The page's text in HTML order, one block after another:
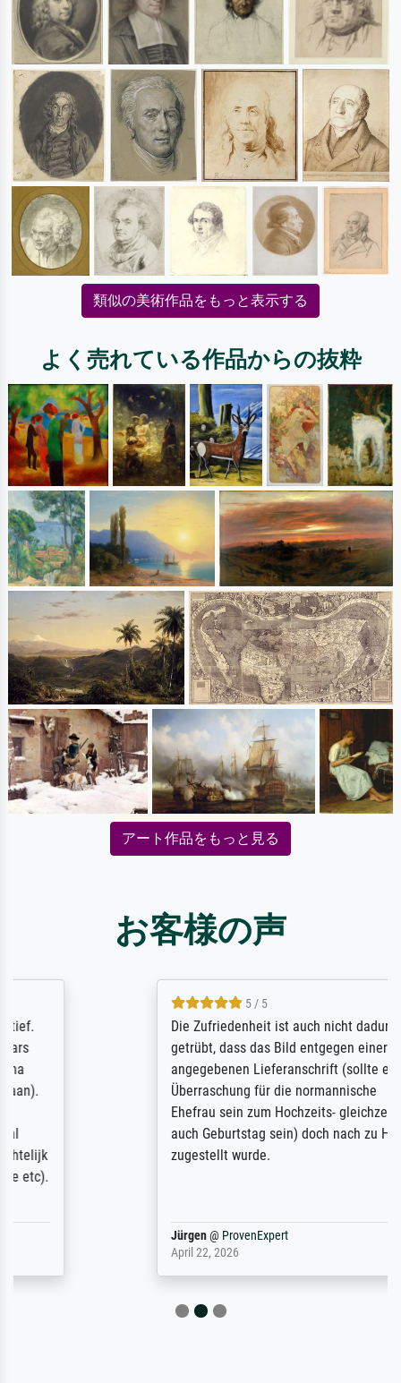
類似の美術作品をもっと表示する
よく売れている作品からの抜粋
アート作品をもっと見る
お客様の声
Die Zufriedenheit ist auch nicht dadurch
getrübt, dass das Bild entgegen einer
angegebenen Lieferanschrift (sollte eine
Überraschung für die normannische
Ehefrau sein zum Hochzeits- gleichzeitig
auch Geburtstag sein) doch nach zu Hause
zugestellt wurde.
ProvenExpert